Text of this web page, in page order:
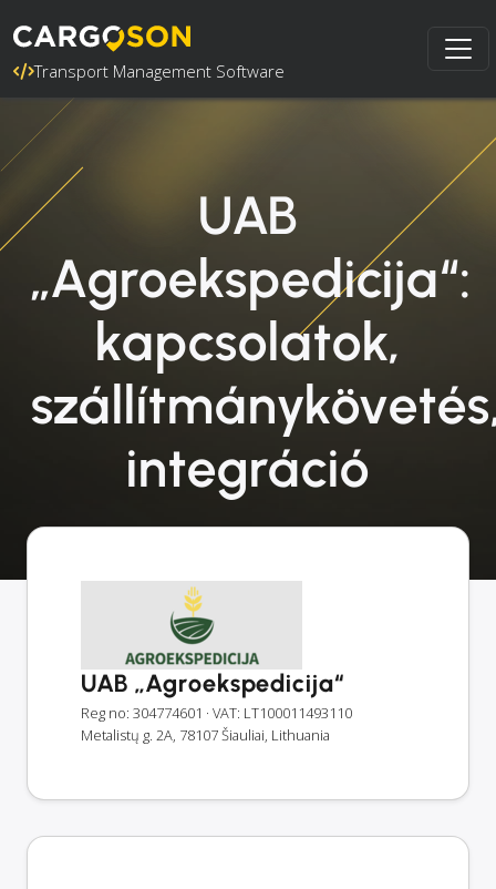
Transport Management Software
UAB
„Agroekspedicija“:
kapcsolatok,
integráció
UAB „Agroekspedicija“
Reg no: 304774601 · VAT: LT100011493110
Metalistų g. 2A, 78107 Šiauliai, Lithuania